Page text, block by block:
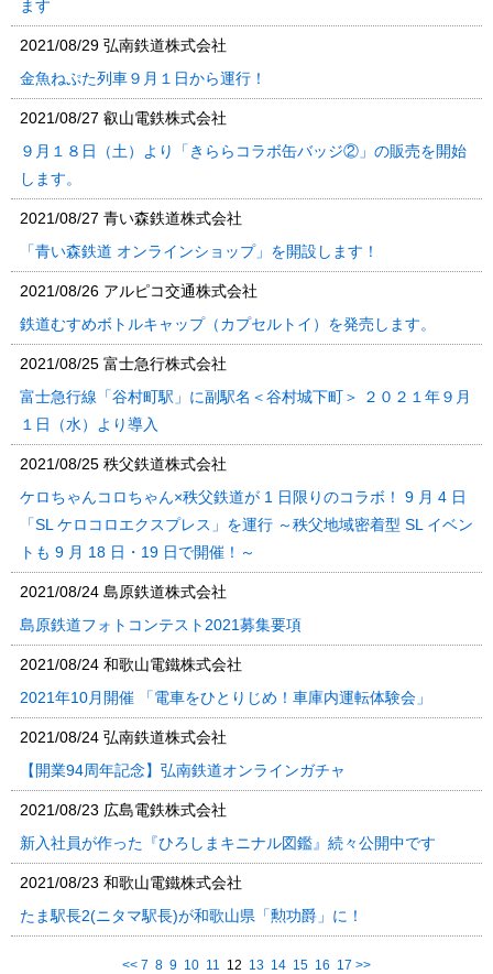
ます
2021/08/29 弘南鉄道株式会社
金魚ねぷた列車９月１日から運行！
2021/08/27 叡山電鉄株式会社
９月１８日（土）より「きららコラボ缶バッジ②」の販売を開始
します。
2021/08/27 青い森鉄道株式会社
「青い森鉄道 オンラインショップ」を開設します！
2021/08/26 アルピコ交通株式会社
鉄道むすめボトルキャップ（カプセルトイ）を発売します。
2021/08/25 富士急行株式会社
富士急行線「谷村町駅」に副駅名＜谷村城下町＞ ２０２１年９月
１日（水）より導入
2021/08/25 秩父鉄道株式会社
ケロちゃんコロちゃん×秩父鉄道が 1 日限りのコラボ！ 9 月 4 日
「SL ケロコロエクスプレス」を運行 ～秩父地域密着型 SL イベン
トも 9 月 18 日・19 日で開催！～
2021/08/24 島原鉄道株式会社
島原鉄道フォトコンテスト2021募集要項
2021/08/24 和歌山電鐵株式会社
2021年10月開催 「電車をひとりじめ！車庫内運転体験会」
2021/08/24 弘南鉄道株式会社
【開業94周年記念】弘南鉄道オンラインガチャ
2021/08/23 広島電鉄株式会社
新入社員が作った『ひろしまキニナル図鑑』続々公開中です
2021/08/23 和歌山電鐵株式会社
たま駅長2(ニタマ駅長)が和歌山県「勲功爵」に！
<< 7 8 9 10 11 12 13 14 15 16 17 >>